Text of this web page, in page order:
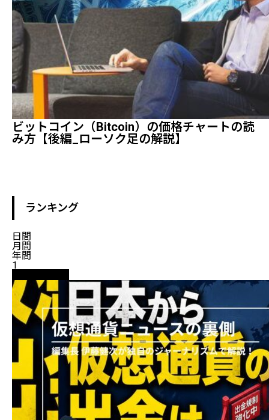
ビットコイン（Bitcoin）の価格チャートの読
み方【後編_ローソク足の解説】
ランキング
日間
月間
年間
1